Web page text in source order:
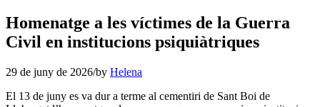
Homenatge a les víctimes de la Guerra
Civil en institucions psiquiàtriques
29 de juny de 2026/by Helena
El 13 de juny es va dur a terme al cementiri de Sant Boi de